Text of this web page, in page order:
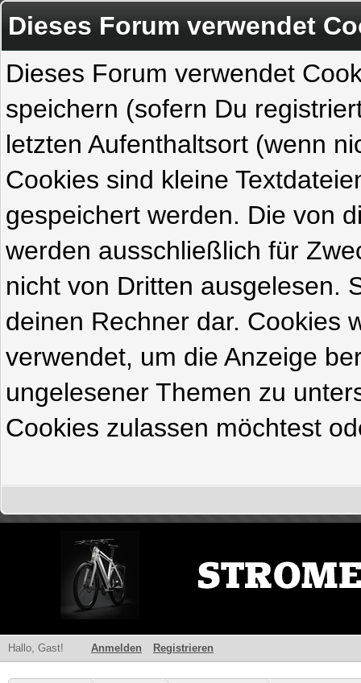
Dieses Forum verwendet
Dieses Forum verwendet
speichern (sofern Du
letzten Aufenthaltsort (wenn
Cookies sind kleine
gespeichert werden. Die von
werden ausschließlich für
nicht von Dritten ausgelesen.
deinen Rechner dar. Cookies
verwendet, um die Anzeige
ungelesener Themen zu
Cookies zulassen möchtest
Hallo, Gast! Anmelden Registrieren